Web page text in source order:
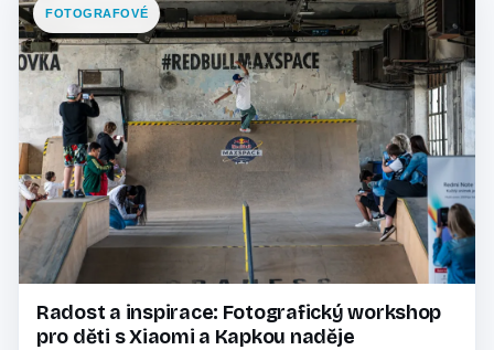
FOTOGRAFOVÉ
Radost a inspirace: Fotografický workshop
pro děti s Xiaomi a Kapkou naděje